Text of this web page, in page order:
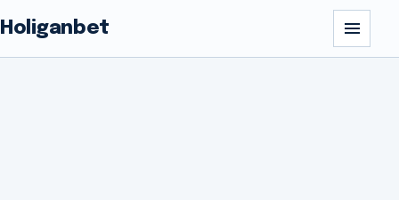
Holiganbet